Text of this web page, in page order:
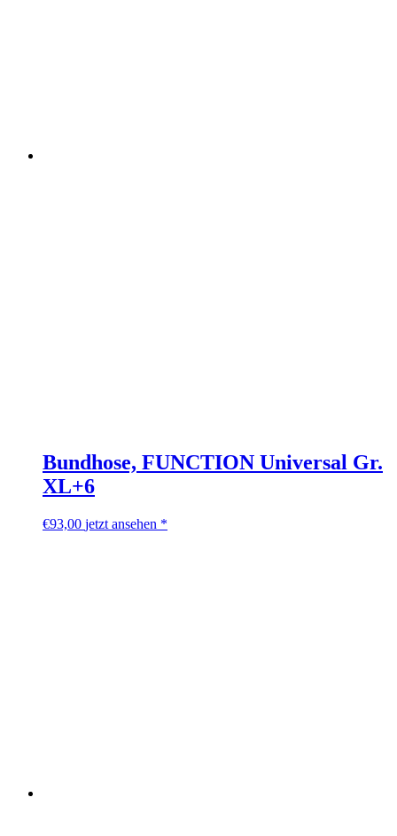
Bundhose, FUNCTION Universal Gr.
XL+6
€93,00 jetzt ansehen *